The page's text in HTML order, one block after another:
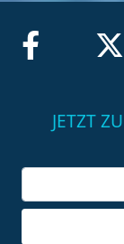
JETZT